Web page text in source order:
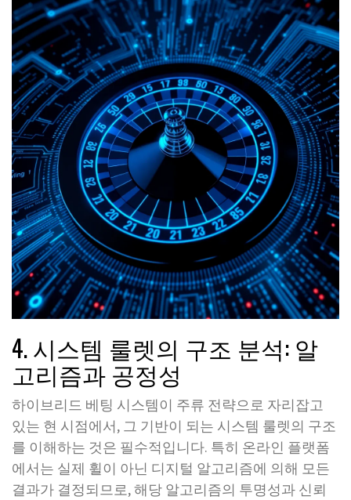
4. 시스템 룰렛의 구조 분석: 알
고리즘과 공정성
하이브리드 베팅 시스템이 주류 전략으로 자리잡고
있는 현 시점에서, 그 기반이 되는 시스템 룰렛의 구조
를 이해하는 것은 필수적입니다. 특히 온라인 플랫폼
에서는 실제 휠이 아닌 디지털 알고리즘에 의해 모든
결과가 결정되므로, 해당 알고리즘의 투명성과 신뢰